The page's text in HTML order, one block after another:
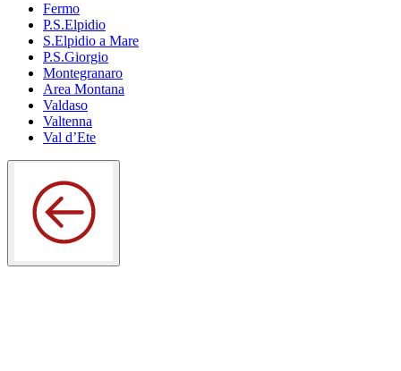
Fermo
P.S.Elpidio
S.Elpidio a Mare
P.S.Giorgio
Montegranaro
Area Montana
Valdaso
Valtenna
Val d’Ete